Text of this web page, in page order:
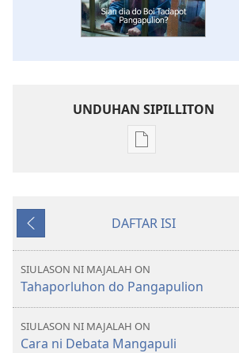
UNDUHAN SIPILLITON
Sipilliton
PABOAHON
dia
do
Boi
Tadapot
Pangapulion?
Andorang
so
DAFTAR ISI
SIULASON NI MAJALAH ON
Tahaporluhon do Pangapulion
SIULASON NI MAJALAH ON
Cara ni Debata Mangapuli